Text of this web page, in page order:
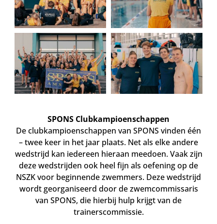
SPONS Clubkampioenschappen
De clubkampioenschappen van SPONS vinden één
– twee keer in het jaar plaats. Net als elke andere
wedstrijd kan iedereen hieraan meedoen. Vaak zijn
deze wedstrijden ook heel fijn als oefening op de
NSZK voor beginnende zwemmers. Deze wedstrijd
wordt georganiseerd door de zwemcommissaris
van SPONS, die hierbij hulp krijgt van de
trainerscommissie.